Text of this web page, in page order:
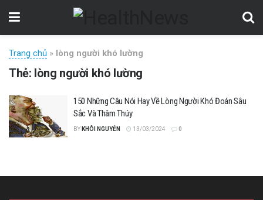
Trang chủ » lòng người khó lường
Thẻ: lòng người khó lường
150 Những Câu Nói Hay Về Lòng Người Khó Đoán Sâu
Sắc Và Thâm Thúy
BY KHÔI NGUYỄN 13/03/2024 0